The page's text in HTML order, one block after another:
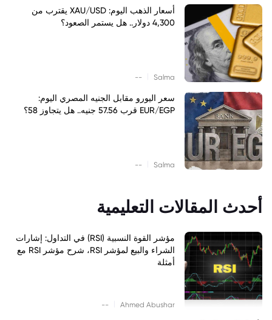
أسعار الذهب اليوم: XAU/USD يقترب من
4,300 دولار.. هل يستمر الصعود؟
Salma
--
سعر اليورو مقابل الجنيه المصري اليوم:
EUR/EGP قرب 57.56 جنيه.. هل يتجاوز 58؟
Salma
--
أحدث المقالات التعليمية
مؤشر القوة النسبية (RSI) في التداول: إشارات
الشراء والبيع لمؤشر RSI، شرح مؤشر RSI مع
أمثلة
Ahmed Abushar
--